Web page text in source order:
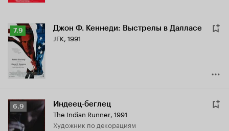
Рейтинг
Кинопоиска
7.9
7.9 Джон Ф. Кеннеди: Выстрелы в Далласе
JFK, 1991
Рейтинг
Кинопоиска
6.9
6.9 Индеец-беглец
The Indian Runner, 1991
Художник по декорациям